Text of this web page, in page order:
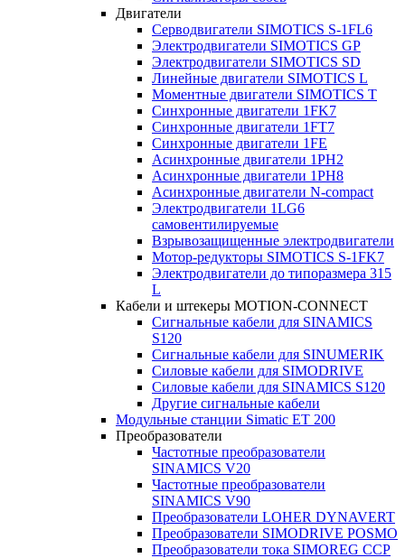
Двигатели
Серводвигатели SIMOTICS S-1FL6
Электродвигатели SIMOTICS GP
Электродвигатели SIMOTICS SD
Линейные двигатели SIMOTICS L
Моментные двигатели SIMOTICS T
Синхронные двигатели 1FK7
Синхронные двигатели 1FT7
Синхронные двигатели 1FE
Асинхронные двигатели 1PH2
Асинхронные двигатели 1PH8
Асинхронные двигатели N-compact
Электродвигатели 1LG6
cамовентилируемые
Взрывозащищенные электродвигатели
Мотор-редукторы SIMOTICS S-1FK7
Электродвигатели до типоразмера 315
L
Кабели и штекеры MOTION-CONNECT
Сигнальные кабели для SINAMICS
S120
Сигнальные кабели для SINUMERIK
Силовые кабели для SIMODRIVE
Силовые кабели для SINAMICS S120
Другие сигнальные кабели
Модульные станции Simatic ET 200
Преобразователи
Частотные преобразователи
SINAMICS V20
Частотные преобразователи
SINAMICS V90
Преобразователи LOHER DYNAVERT
Преобразователи SIMODRIVE POSMO
Преобразователи тока SIMOREG CCP